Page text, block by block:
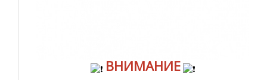
ВНИМАНИЕ